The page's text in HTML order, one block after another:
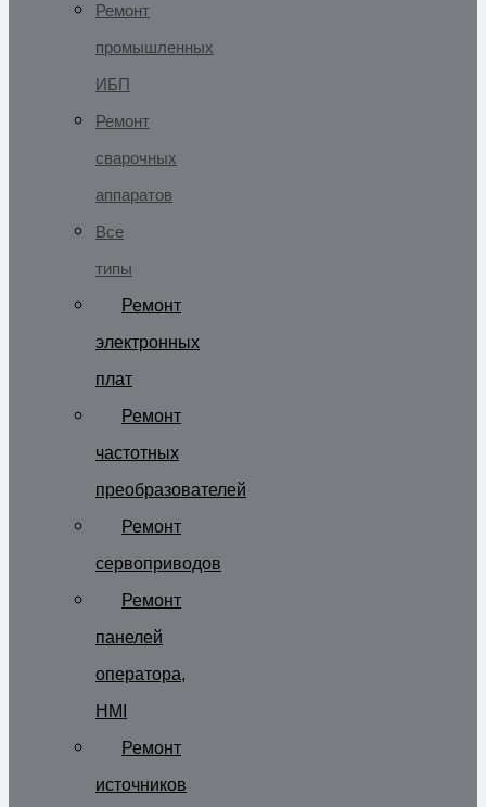
Ремонт
промышленных
ИБП
Ремонт
сварочных
аппаратов
Все
типы
Ремонт
электронных
плат
Ремонт
частотных
преобразователей
Ремонт
сервоприводов
Ремонт
панелей
оператора,
HMI
Ремонт
источников